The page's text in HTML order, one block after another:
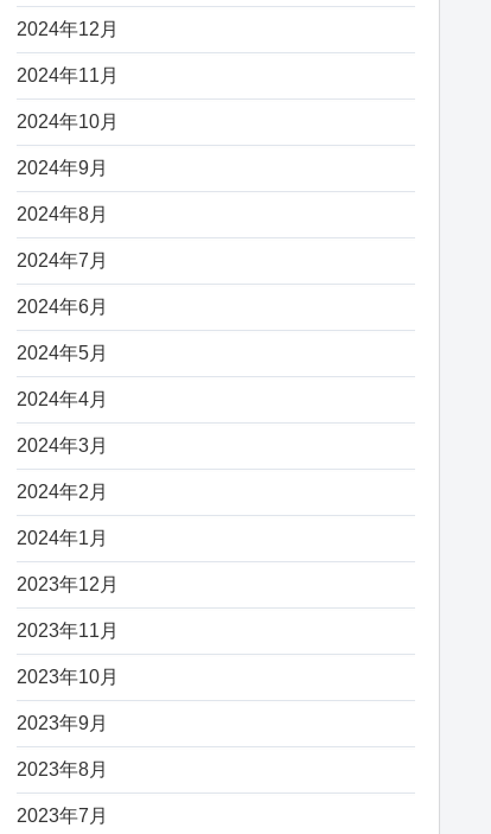
2024年12月
2024年11月
2024年10月
2024年9月
2024年8月
2024年7月
2024年6月
2024年5月
2024年4月
2024年3月
2024年2月
2024年1月
2023年12月
2023年11月
2023年10月
2023年9月
2023年8月
2023年7月